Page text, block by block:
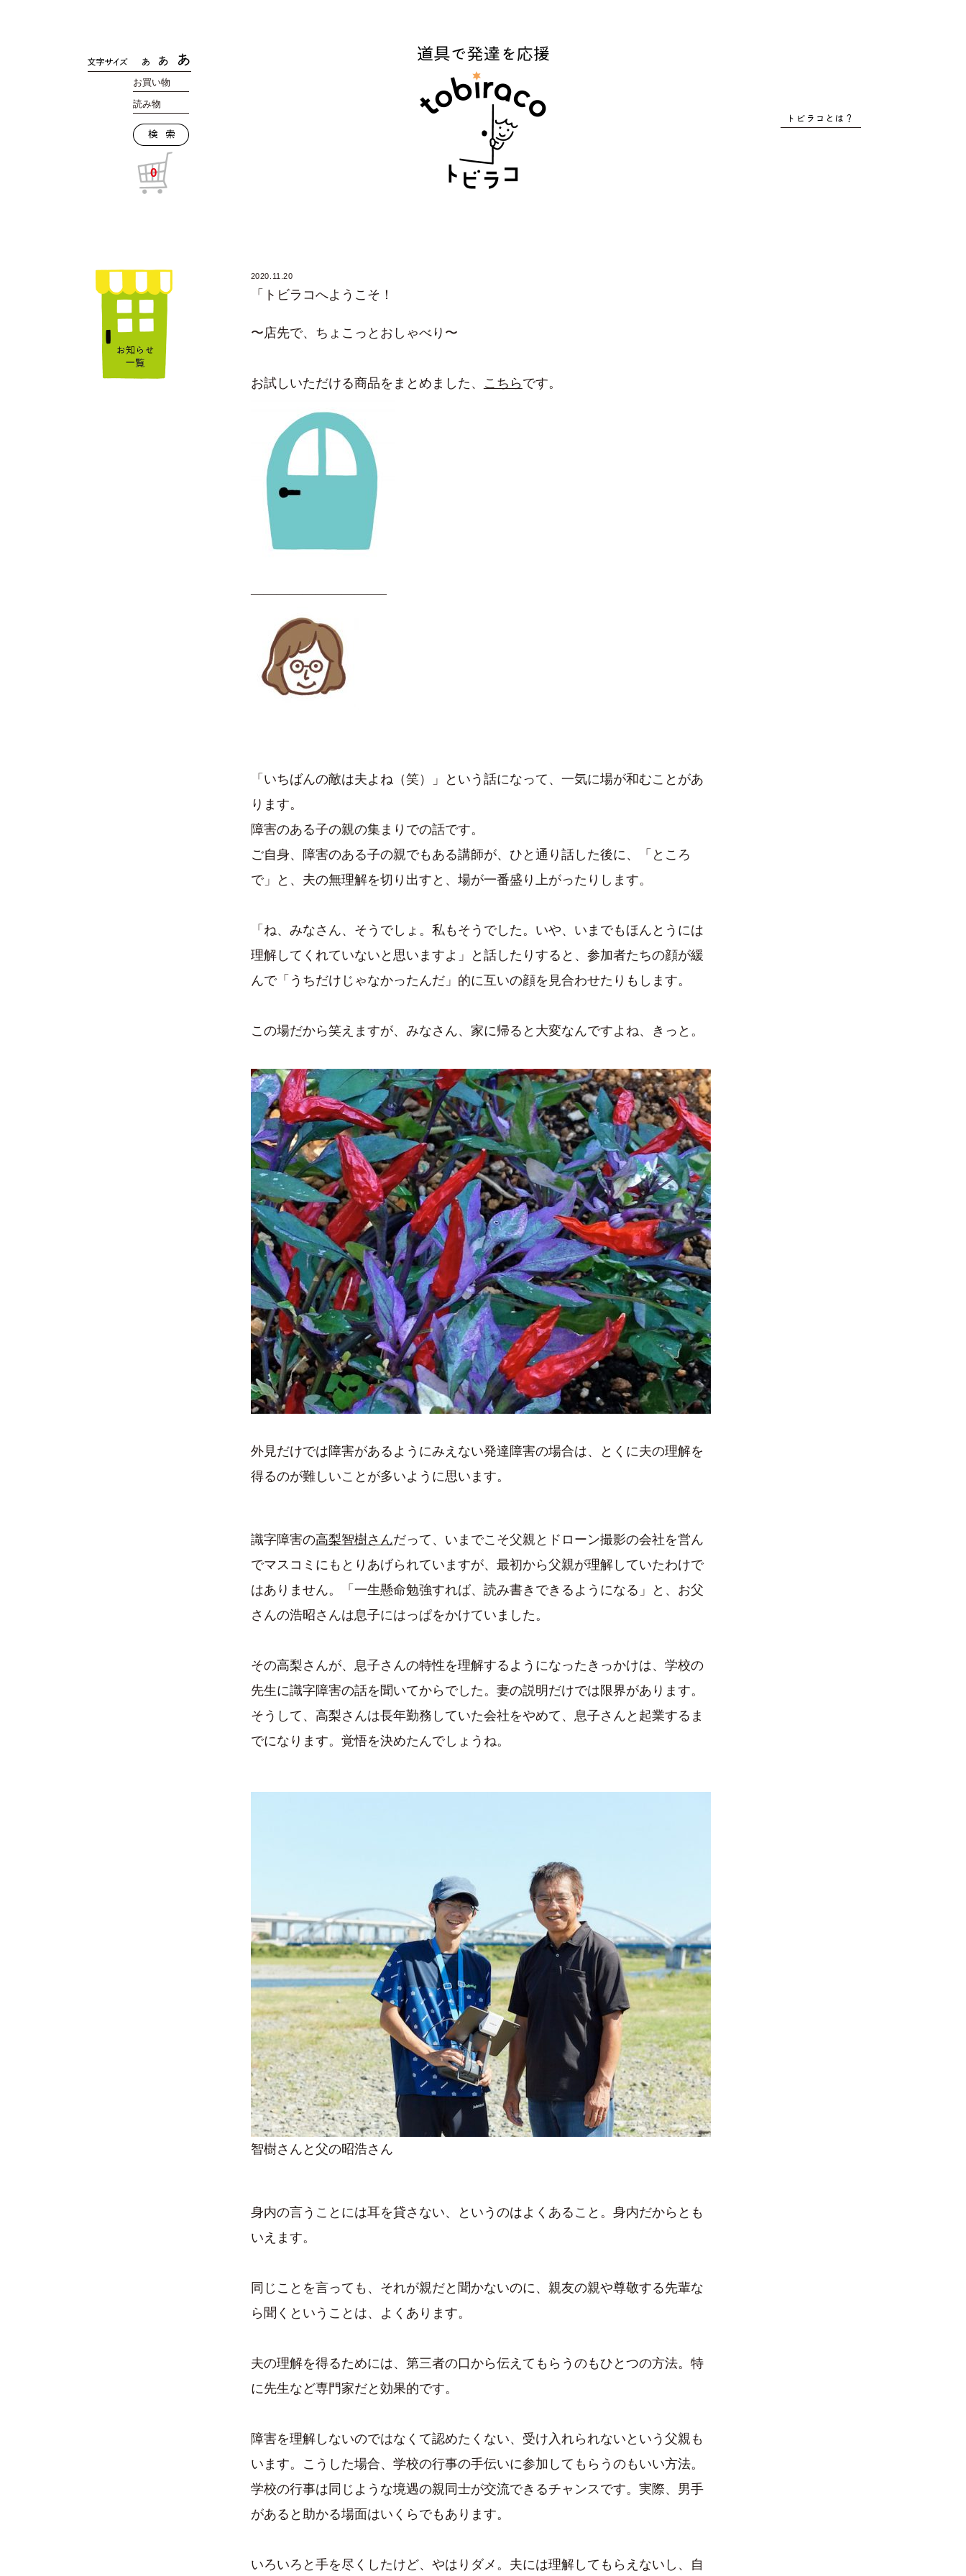
お買い物
読み物
0
2020.11.20
「トビラコへようこそ！
〜店先で、ちょこっとおしゃべり〜
お試しいただける商品をまとめました、 こちら です。
——————————–
「いちばんの敵は夫よね（笑）」という話になって、一気に場が和むことがあ
ります。
障害のある子の親の集まりでの話です。
ご自身、障害のある子の親でもある講師が、ひと通り話した後に、「ところ
で」と、夫の無理解を切り出すと、場が一番盛り上がったりします。
「ね、みなさん、そうでしょ。私もそうでした。いや、いまでもほんとうには
理解してくれていないと思いますよ」と話したりすると、参加者たちの顔が緩
んで「うちだけじゃなかったんだ」的に互いの顔を見合わせたりもします。
この場だから笑えますが、みなさん、家に帰ると大変なんですよね、きっと。
外見だけでは障害があるようにみえない発達障害の場合は、とくに夫の理解を
得るのが難しいことが多いように思います。
識字障害の高梨智樹さんだって、いまでこそ父親とドローン撮影の会社を営ん
でマスコミにもとりあげられていますが、最初から父親が理解していたわけで
はありません。「一生懸命勉強すれば、読み書きできるようになる」と、お父
さんの浩昭さんは息子にはっぱをかけていました。
その高梨さんが、息子さんの特性を理解するようになったきっかけは、学校の
先生に識字障害の話を聞いてからでした。妻の説明だけでは限界があります。
そうして、高梨さんは長年勤務していた会社をやめて、息子さんと起業するま
でになります。覚悟を決めたんでしょうね。
智樹さんと父の昭浩さん
身内の言うことには耳を貸さない、というのはよくあること。身内だからとも
いえます。
同じことを言っても、それが親だと聞かないのに、親友の親や尊敬する先輩な
ら聞くということは、よくあります。
夫の理解を得るためには、第三者の口から伝えてもらうのもひとつの方法。特
に先生など専門家だと効果的です。
障害を理解しないのではなくて認めたくない、受け入れられないという父親も
います。こうした場合、学校の行事の手伝いに参加してもらうのもいい方法。
学校の行事は同じような境遇の親同士が交流できるチャンスです。実際、男手
があると助かる場面はいくらでもあります。
いろいろと手を尽くしたけど、やはりダメ。夫には理解してもらえないし、自